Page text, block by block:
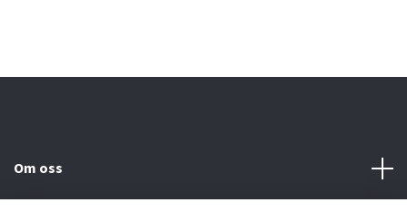
Om oss